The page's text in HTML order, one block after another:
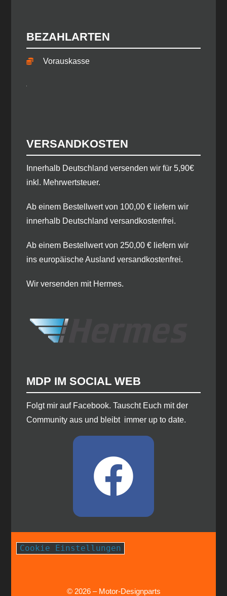
BEZAHLARTEN
Vorauskasse
VERSANDKOSTEN
​Innerhalb Deutschland versenden wir für 5,90€
inkl. Mehrwertsteuer.
Ab einem Bestellwert von 100,00 € liefern wir
innerhalb Deutschland versandkostenfrei.
Ab einem Bestellwert von 250,00 € liefern wir
ins europäische Ausland versandkostenfrei.
Wir versenden mit Hermes.
MDP IM SOCIAL WEB
​Folgt mir auf Facebook. Tauscht Euch mit der
Community aus und bleibt immer up to date.
Cookie Einstellungen
© 2026 – Motor-Designparts